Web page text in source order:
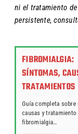
ni el tratamiento
persistente,
FIBROMIALGIA:
SÍNTOMAS,
TRATAMIENTOS
Guía completa sobre
causas y tratamiento
fibromialgia…